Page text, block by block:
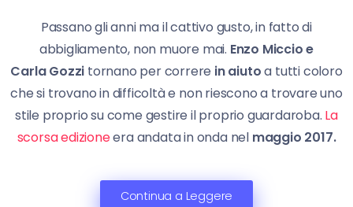
Passano gli anni ma il cattivo gusto, in fatto di
abbigliamento, non muore mai. Enzo Miccio e
CarlaGozzi tornano per correre in aiutoa tutti coloro
che si trovano in difficoltà e non riescono a trovare uno
stile proprio su come gestire il proprio guardaroba. La
scorsa edizioneera andata in onda nel maggio 2017.
Continua a Leggere